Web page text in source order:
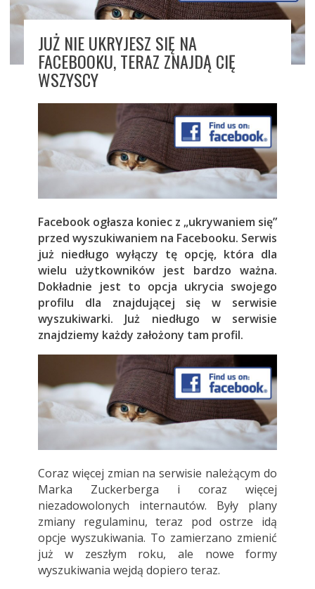
JUŻ NIE UKRYJESZ SIĘ NA
FACEBOOKU, TERAZ ZNAJDĄ CIĘ
WSZYSCY
Facebook ogłasza koniec z „ukrywaniem się”
przed wyszukiwaniem na Facebooku. Serwis
już niedługo wyłączy tę opcję, która dla
wielu użytkowników jest bardzo ważna.
Dokładnie jest to opcja ukrycia swojego
profilu dla znajdującej się w serwisie
wyszukiwarki. Już niedługo w serwisie
znajdziemy każdy założony tam profil.
Coraz więcej zmian na serwisie należącym do
Marka Zuckerberga i coraz więcej
niezadowolonych internautów. Były plany
zmiany regulaminu, teraz pod ostrze idą
opcje wyszukiwania. To zamierzano zmienić
już w zeszłym roku, ale nowe formy
wyszukiwania wejdą dopiero teraz.